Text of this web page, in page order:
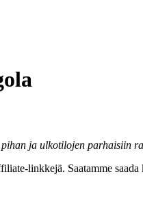
ja ulkotilojen parhaisiin
linkkejä. Saatamme